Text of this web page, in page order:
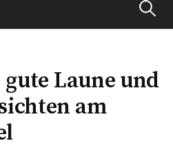
Suchen
Laune und
am